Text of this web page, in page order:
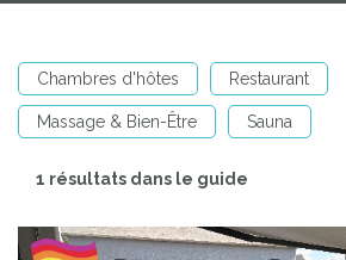
Chambres d'hôtes Restaurant
Massage & Bien-Être Sauna
1 résultats dans le guide